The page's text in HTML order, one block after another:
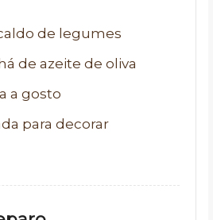
de legumes
de azeite de oliva
a gosto
para decorar